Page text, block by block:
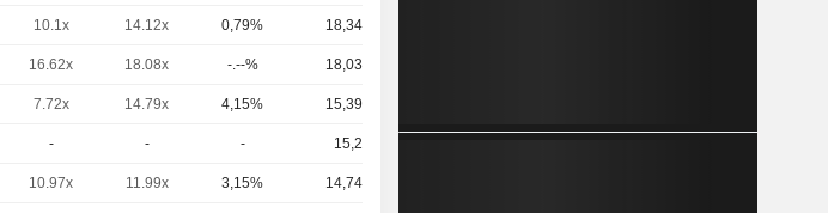
10.1x 14.12x 0,79% 18,34 Md
16.62x 18.08x -.--% 18,03 Md
7.72x 14.79x 4,15% 15,39 Md
- - - 15,2 Md
10.97x 11.99x 3,15% 14,74 Md